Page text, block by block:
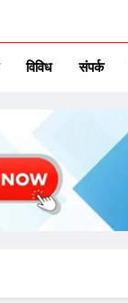
विविध संपर्क
7
8